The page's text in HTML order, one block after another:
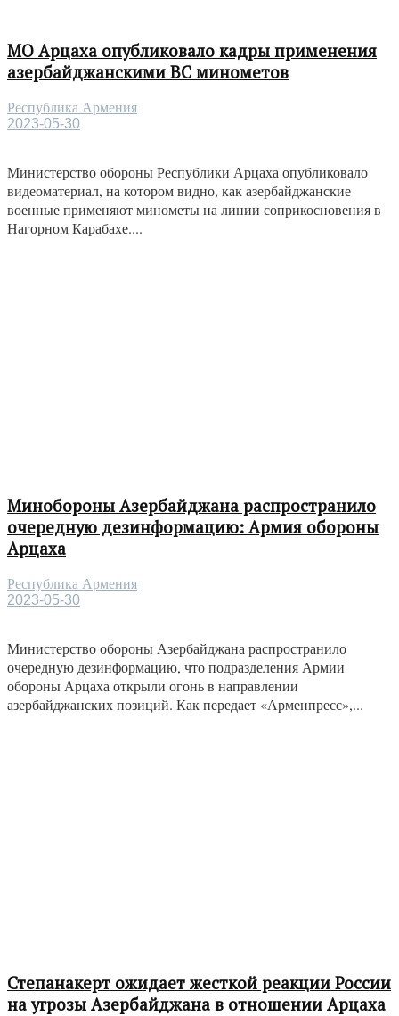
МО Арцаха опубликовало кадры применения
азербайджанскими ВС минометов
Республика Армения
2023-05-30
Министерство обороны Республики Арцаха опубликовало
видеоматериал, на котором видно, как азербайджанские
военные применяют минометы на линии соприкосновения в
Нагорном Карабахе....
Минобороны Азербайджана распространило
очередную дезинформацию: Армия обороны
Арцаха
Республика Армения
2023-05-30
Министерство обороны Азербайджана распространило
очередную дезинформацию, что подразделения Армии
обороны Арцаха открыли огонь в направлении
азербайджанских позиций. Как передает «Арменпресс»,...
Степанакерт ожидает жесткой реакции России
на угрозы Азербайджана в отношении Арцаха